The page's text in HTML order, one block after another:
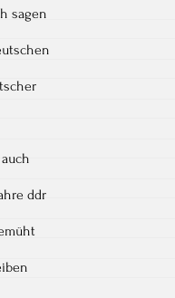
sagen
ddr